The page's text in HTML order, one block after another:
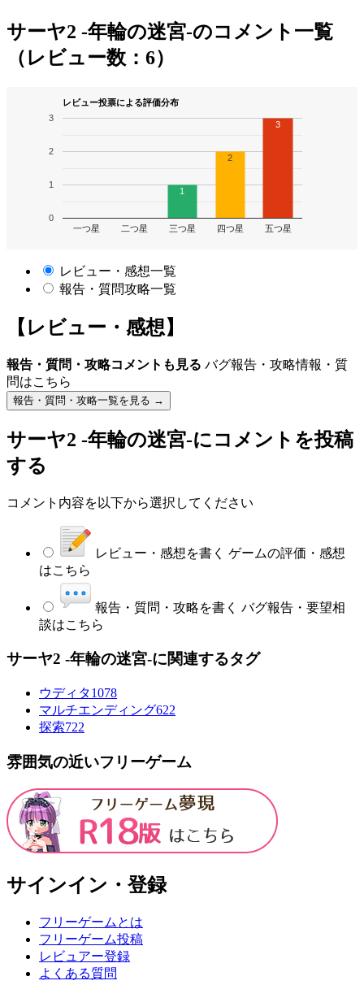
サーヤ2 -年輪の迷宮-のコメント一覧
（レビュー数：6）
レビュー投票による評価分布
一つ星 二つ星 三つ星 四つ星 五つ星
0
1
2
3
1
2
3
レビュー・感想一覧
報告・質問攻略一覧
【レビュー・感想】
報告・質問・攻略コメントも見る バグ報告・攻略情報・質
問はこちら
報告・質問・攻略一覧を見る →
サーヤ2 -年輪の迷宮-にコメントを投稿
する
コメント内容を以下から選択してください
レビュー・感想を書く ゲームの評価・感想
はこちら
報告・質問・攻略を書く バグ報告・要望相
談はこちら
サーヤ2 -年輪の迷宮-に関連するタグ
ウディタ1078
マルチエンディング622
探索722
雰囲気の近いフリーゲーム
サインイン・登録
フリーゲームとは
フリーゲーム投稿
レビュアー登録
よくある質問